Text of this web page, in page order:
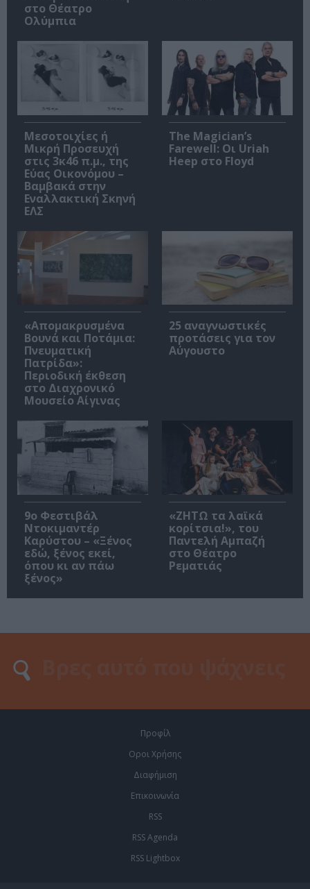
στο Θέατρο
Ολύμπια
Μεσοτοιχίες ή
Μικρή Προσευχή
στις 3κ46 π.μ., της
Εύας Οικονόμου –
Βαμβακά στην
Εναλλακτική Σκηνή
ΕΛΣ
The Magician’s
Farewell: Οι Uriah
Heep στο Floyd
«Απομακρυσμένα
Βουνά και Ποτάμια:
Πνευματική
Πατρίδα»:
Περιοδική έκθεση
στο Διαχρονικό
Μουσείο Αίγινας
25 αναγνωστικές
προτάσεις για τον
Αύγουστο
9ο Φεστιβάλ
Ντοκιμαντέρ
Καρύστου – «Ξένος
εδώ, ξένος εκεί,
όπου κι αν πάω
ξένος»
«ΖΗΤΩ τα λαϊκά
κορίτσια!», του
Παντελή Αμπαζή
στο Θέατρο
Ρεματιάς
Προφίλ
Οροι Χρήσης
Διαφήμιση
Επικοινωνία
RSS
RSS Agenda
RSS Lightbox